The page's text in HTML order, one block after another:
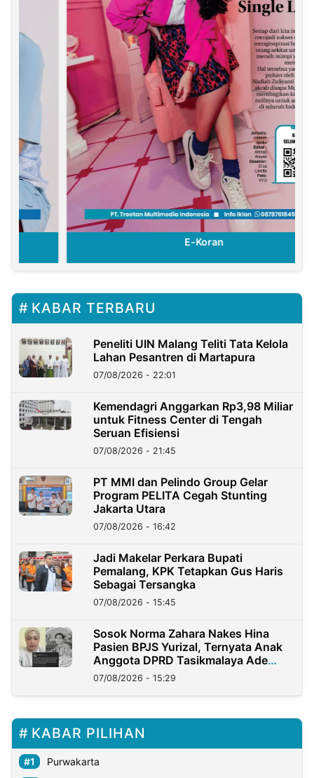
KABAR TERBARU
Peneliti UIN Malang Teliti Tata Kelola
Lahan Pesantren di Martapura
07/08/2026 - 22:01
Kemendagri Anggarkan Rp3,98 Miliar
untuk Fitness Center di Tengah
Seruan Efisiensi
07/08/2026 - 21:45
PT MMI dan Pelindo Group Gelar
Program PELITA Cegah Stunting
Jakarta Utara
07/08/2026 - 16:42
Jadi Makelar Perkara Bupati
Pemalang, KPK Tetapkan Gus Haris
Sebagai Tersangka
07/08/2026 - 15:45
Sosok Norma Zahara Nakes Hina
Pasien BPJS Yurizal, Ternyata Anak
Anggota DPRD Tasikmalaya Ade
Lukman
07/08/2026 - 15:29
KABAR PILIHAN
Purwakarta